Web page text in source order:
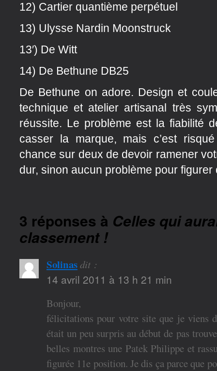
12) Cartier quantième perpétuel
13) Ulysse Nardin Moonstruck
13′) De Witt
14) De Bethune DB25
De Bethune on adore. Design et
technique et atelier artisanal très
réussite. Le problème est la fiabilité
casser la marque, mais c’est
chance sur deux de devoir ramener
dur, sinon aucun problème pour figurer
3 réponses à Celles qui
classement !
Solinasdit :
14 avril 2011 à 13 h 21 min
Bonjour,
félicitations pour votre site que je viens
était un peu surpris au début de pas
belles montres une Patek Philippe et
figurée 11e position. Je dis ça parce que